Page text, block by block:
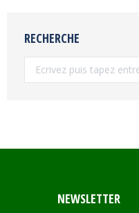
RECHERCHE
Recherche
NEWSLETTER